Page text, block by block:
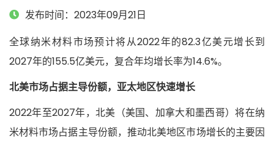
发布时间：2023年09月21日
全球纳米材料市场预计将从2022年的82.3亿美元增长到
2027年的155.5亿美元，复合年均增长率为14.6%。
北美市场占据主导份额，亚太地区快速增长
2022年至2027年，北美（美国、加拿大和墨西哥）将在纳
米材料市场占据主导份额，推动北美地区市场增长的主要因